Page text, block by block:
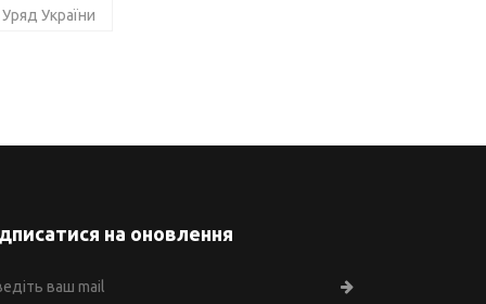
Уряд України
на оновлення